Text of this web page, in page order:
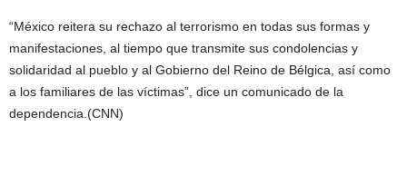
“México reitera su rechazo al terrorismo en todas sus formas y
manifestaciones, al tiempo que transmite sus condolencias y
solidaridad al pueblo y al Gobierno del Reino de Bélgica, así como
a los familiares de las víctimas”, dice un comunicado de la
dependencia.(CNN)